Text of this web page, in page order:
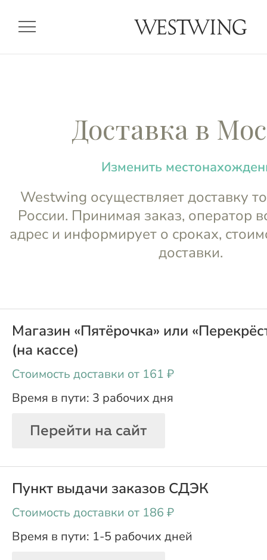
menu
Доставка в
Изменить
Westwing осуществляет доставку
России. Принимая заказ, оператор
адрес и информирует о сроках,
доставки.
Магазин «Пятёрочка» или
(на кассе)
oт 161 ₽
3 рабочих дня
Перейти на сайт
Пункт выдачи заказов СДЭК
oт 186 ₽
1-5 рабочих дней